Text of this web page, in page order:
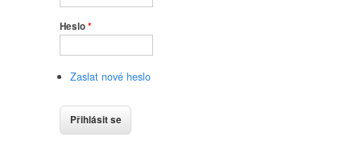
Heslo*
Zaslat nové heslo